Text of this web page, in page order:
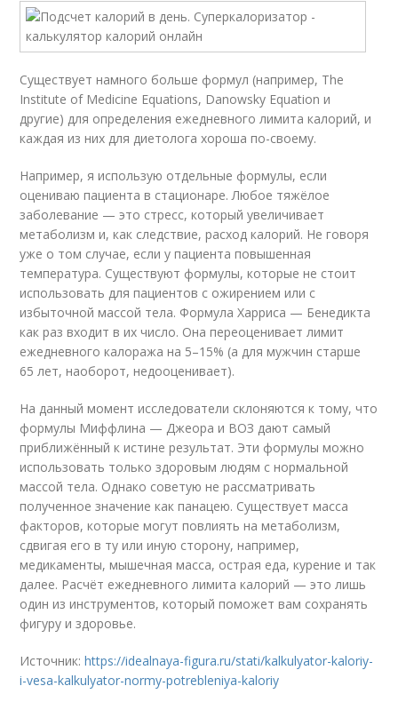
Существует намного больше формул (например, The
Institute of Medicine Equations, Danowsky Equation и
другие) для определения ежедневного лимита калорий, и
каждая из них для диетолога хороша по-своему.
Например, я использую отдельные формулы, если
оцениваю пациента в стационаре. Любое тяжёлое
заболевание — это стресс, который увеличивает
метаболизм и, как следствие, расход калорий. Не говоря
уже о том случае, если у пациента повышенная
температура. Существуют формулы, которые не стоит
использовать для пациентов с ожирением или с
избыточной массой тела. Формула Харриса — Бенедикта
как раз входит в их число. Она переоценивает лимит
ежедневного калоража на 5–15% (а для мужчин старше
65 лет, наоборот, недооценивает).
На данный момент исследователи склоняются к тому, что
формулы Миффлина — Джеора и ВОЗ дают самый
приближённый к истине результат. Эти формулы можно
использовать только здоровым людям с нормальной
массой тела. Однако советую не рассматривать
полученное значение как панацею. Существует масса
факторов, которые могут повлиять на метаболизм,
сдвигая его в ту или иную сторону, например,
медикаменты, мышечная масса, острая еда, курение и так
далее. Расчёт ежедневного лимита калорий — это лишь
один из инструментов, который поможет вам сохранять
фигуру и здоровье.
Источник:https://idealnaya-figura.ru/stati/kalkulyator-kaloriy-
i-vesa-kalkulyator-normy-potrebleniya-kaloriy